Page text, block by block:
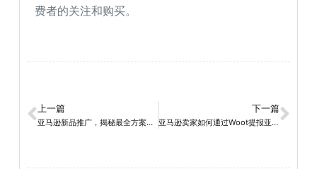
费者的关注和购买。
上一篇
亚马逊新品推广，揭秘最全方案助你驰骋商海!
下一篇
亚马逊卖家如何通过Woot提报亚马逊站内秒杀活动？